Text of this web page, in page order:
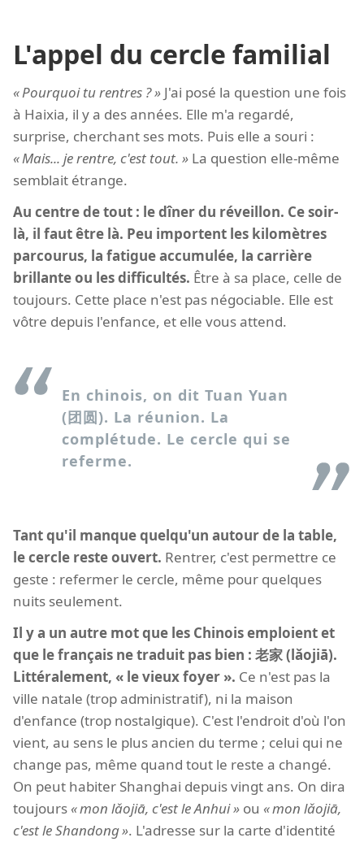
L'appel du cercle familial
Pourquoi tu rentres ? J'ai posé la question une fois
à Haixia, il y a des années. Elle m'a regardé,
surprise, cherchant ses mots. Puis elle a souri :
Mais... je rentre, c'est tout. La question elle-même
semblait étrange.
Au centre de tout : le dîner du réveillon. Ce soir-
là, il faut être là. Peu importent les kilomètres
parcourus, la fatigue accumulée, la carrière
brillante ou les difficultés. Être à sa place, celle de
toujours. Cette place n'est pas négociable. Elle est
vôtre depuis l'enfance, et elle vous attend.
En chinois, on dit Tuan Yuan
(团圆). La réunion. La
complétude. Le cercle qui se
referme.
Tant qu'il manque quelqu'un autour de la table,
le cercle reste ouvert. Rentrer, c'est permettre ce
geste : refermer le cercle, même pour quelques
nuits seulement.
Il y a un autre mot que les Chinois emploient et
que le français ne traduit pas bien : 老家 (lǎojiā).
Littéralement, « le vieux foyer ». Ce n'est pas la
ville natale (trop administratif), ni la maison
d'enfance (trop nostalgique). C'est l'endroit d'où l'on
vient, au sens le plus ancien du terme ; celui qui ne
change pas, même quand tout le reste a changé.
On peut habiter Shanghai depuis vingt ans. On dira
toujours
mon lǎojiā, c'est le Anhui ou
mon lǎojiā,
c'est le Shandong . L'adresse sur la carte d'identité